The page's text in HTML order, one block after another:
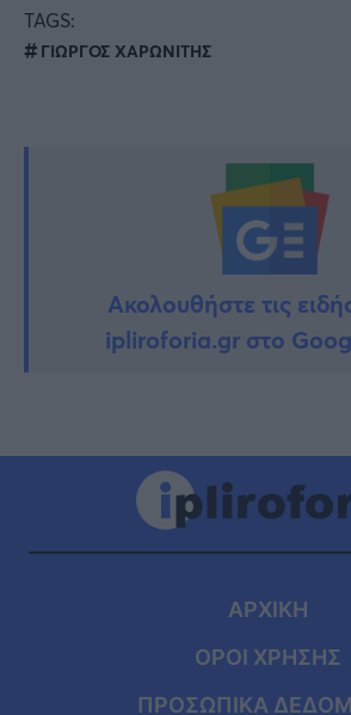
TAGS:
ΓΙΩΡΓΟΣ ΧΑΡΩΝΙΤΗΣ
Ακολουθήστε τις
ipliroforia.gr στο
ΑΡΧΙΚΗ
ΟΡΟΙ ΧΡΗΣΗΣ
ΠΡΟΣΩΠΙΚΑ